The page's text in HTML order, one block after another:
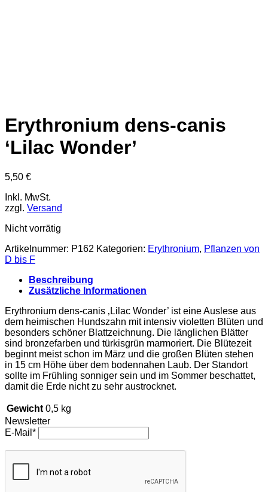
Erythronium dens-canis
‘Lilac Wonder’
5,50 €
Inkl. MwSt.
zzgl. Versand
Nicht vorrätig
Artikelnummer: P162 Kategorien: Erythronium, Pflanzen von
D bis F
Beschreibung
Zusätzliche Informationen
Erythronium dens-canis ‚Lilac Wonder’ ist eine Auslese aus
dem heimischen Hundszahn mit intensiv violetten Blüten und
besonders schöner Blattzeichnung. Die länglichen Blätter
sind bronzefarben und türkisgrün marmoriert. Die Blütezeit
beginnt meist schon im März und die großen Blüten stehen
in 15 cm Höhe über dem bodennahen Laub. Der Standort
sollte im Frühling sonniger sein und im Sommer beschattet,
damit die Erde nicht zu sehr austrocknet.
Gewicht 0,5 kg
Newsletter
E-Mail*